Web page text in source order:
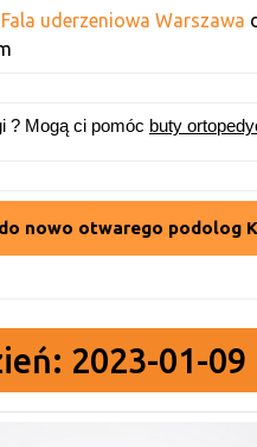
Fala uderzeniowa Warszawa
? Mogą ci pomóc buty
nowo otwarego podolog
2023-01-09